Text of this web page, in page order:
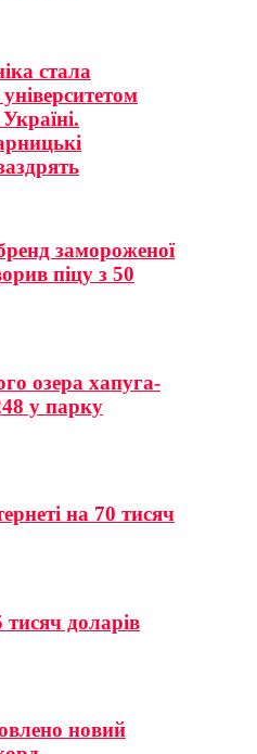
стала
замороженої
піцу з 50
озера хапуга-
у парку
на 70 тисяч
доларів
новий